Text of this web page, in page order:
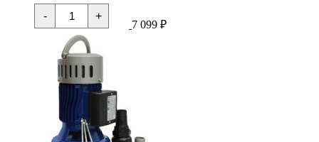
-
Количество
товара
Насос
бытовой
центробежный
"LEO"
модель
БЦ-1
+
7 099 ₽